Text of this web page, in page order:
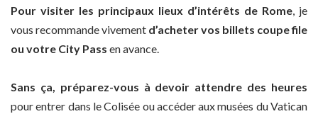
Pour visiter les principaux lieux d’intérêts de Rome, je
vous recommande vivement d’acheter vos billets coupe file
ou votre City Pass en avance.
Sans ça, préparez-vous à devoir attendre des heures
pour entrer dans le Colisée ou accéder aux musées du Vatican